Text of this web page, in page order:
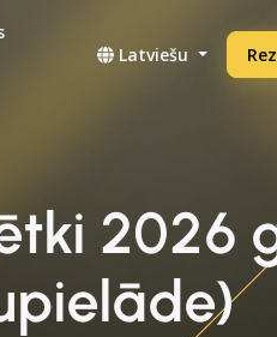
Latviešu
2026